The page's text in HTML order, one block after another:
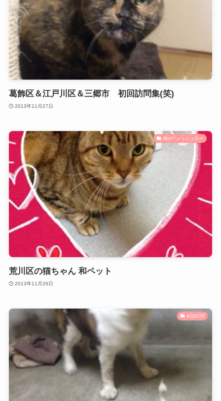
葛飾区＆江戸川区＆三郷市 初回訪問集(笑)
2013年11月27日
猫のペットシッター
荒川区の猫ちゃん 和ペット
2013年11月26日
初回訪問